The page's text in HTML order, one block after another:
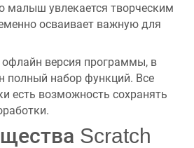
малыш увлекается творческим
осваивает важную для
офлайн версия программы, в
полный набор функций. Все
есть возможность сохранять
Scratch